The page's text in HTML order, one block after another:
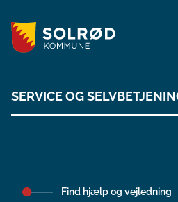
SERVICE OG
Find hjælp og vejledning